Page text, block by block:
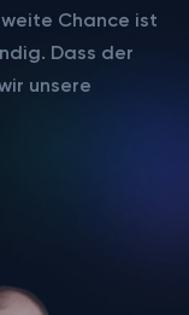
Chance ist
Dass der
unsere